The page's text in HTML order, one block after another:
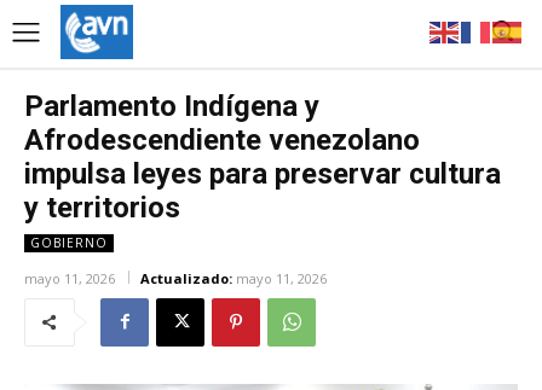
Parlamento Indígena y
Afrodescendiente venezolano
impulsa leyes para preservar cultura
y territorios
GOBIERNO
mayo 11, 2026 Actualizado: mayo 11, 2026